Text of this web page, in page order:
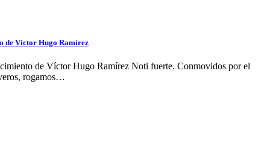
de Víctor Hugo Ramírez
de Víctor Hugo Ramírez Noti fuerte. Conmovidos por el
rogamos…